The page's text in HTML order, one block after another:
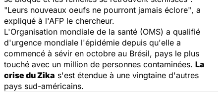
"Leurs nouveaux oeufs ne pourront jamais éclore", a
expliqué à l'AFP le chercheur.
L'Organisation mondiale de la santé (OMS) a qualifié
d'urgence mondiale l'épidémie depuis qu'elle a
commencé à sévir en octobre au Brésil, pays le plus
touché avec un million de personnes contaminées. La
crise du Zika s'est étendue à une vingtaine d'autres
pays sud-américains.